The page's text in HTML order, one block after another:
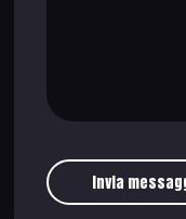
Invia